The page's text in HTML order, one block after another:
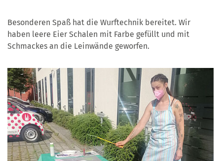
Besonderen Spaß hat die Wurftechnik bereitet. Wir
haben leere Eier Schalen mit Farbe gefüllt und mit
Schmackes an die Leinwände geworfen.